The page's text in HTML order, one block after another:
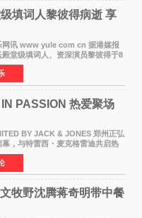
填词人黎彼得病逝 享
讯 www yule com cn 据港媒报
堂级填词人、资深演员黎彼得于8
离世，终年76岁。好友钟志光透
年3月中风后便卧床休养，身体机能
PASSION 热爱聚场
BY JACK & JONES 郑州正弘
，与特雷西・麦克格雷迪共启热
月21 日，
全国首店，于郑
启幕。NBA 传奇球星
牧野沈腾蒋奇明带中餐